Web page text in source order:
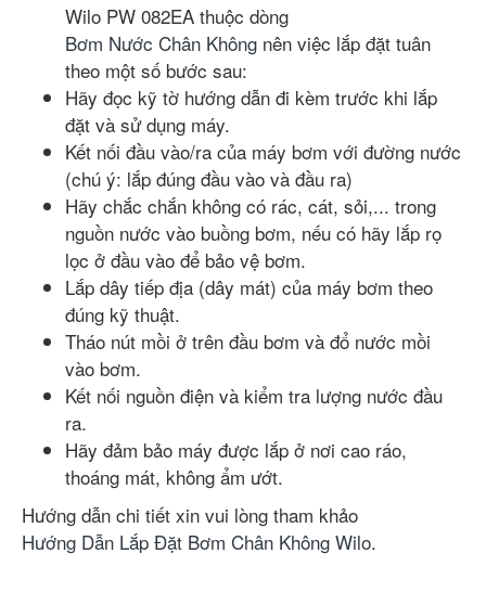
Wilo PW 082EA thuộc dòng
Bơm Nước Chân Không nên việc lắp đặt tuân
theo một số bước sau:
Hãy đọc kỹ tờ hướng dẫn đi kèm trước khi lắp
đặt và sử dụng máy.
Kết nối đầu vào/ra của máy bơm với đường nước
(chú ý: lắp đúng đầu vào và đầu ra)
Hãy chắc chắn không có rác, cát, sỏi,... trong
nguồn nước vào buồng bơm, nếu có hãy lắp rọ
lọc ở đầu vào để bảo vệ bơm.
Lắp dây tiếp địa (dây mát) của máy bơm theo
đúng kỹ thuật.
Tháo nút mồi ở trên đầu bơm và đổ nước mồi
vào bơm.
Kết nối nguồn điện và kiểm tra lượng nước đầu
ra.
Hãy đảm bảo máy được lắp ở nơi cao ráo,
thoáng mát, không ẩm ướt.
Hướng dẫn chi tiết xin vui lòng tham khảo
Hướng Dẫn Lắp Đặt Bơm Chân Không Wilo.